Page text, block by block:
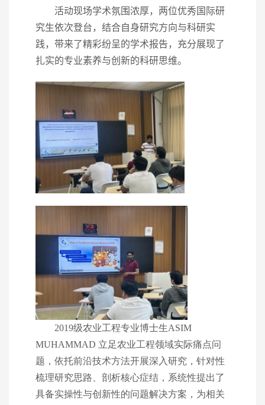
活动现场学术氛围浓厚，两位优秀国际研
究生依次登台，结合自身研究方向与科研实
践，带来了精彩纷呈的学术报告，充分展现了
扎实的专业素养与创新的科研思维。
2019级农业工程专业博士生ASIM
MUHAMMAD 立足农业工程领域实际痛点问
题，依托前沿技术方法开展深入研究，针对性
梳理研究思路、剖析核心症结，系统性提出了
具备实操性与创新性的问题解决方案，为相关